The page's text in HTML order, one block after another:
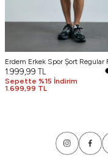
Erdem Erkek Spor Şort Regular
Siyah
1.999,99 TL
Sepette %15 İndirim
1.699,99 TL